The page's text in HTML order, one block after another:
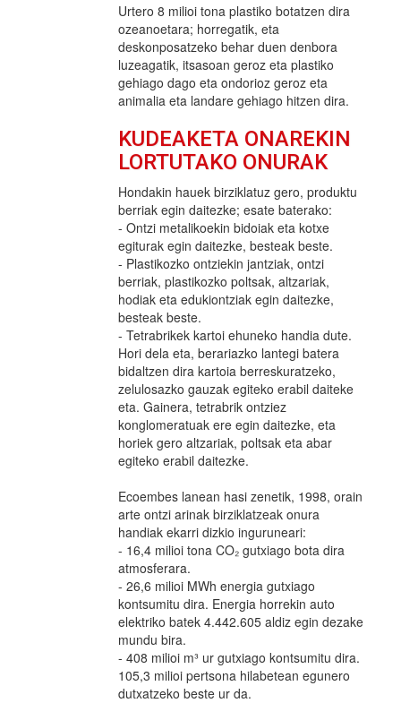
Urtero 8 milioi tona plastiko botatzen dira
ozeanoetara; horregatik, eta
deskonposatzeko behar duen denbora
luzeagatik, itsasoan geroz eta plastiko
gehiago dago eta ondorioz geroz eta
animalia eta landare gehiago hitzen dira.
KUDEAKETA ONAREKIN
LORTUTAKO ONURAK
Hondakin hauek birziklatuz gero, produktu
berriak egin daitezke; esate baterako:
- Ontzi metalikoekin bidoiak eta kotxe
egiturak egin daitezke, besteak beste.
- Plastikozko ontziekin jantziak, ontzi
berriak, plastikozko poltsak, altzariak,
hodiak eta edukiontziak egin daitezke,
besteak beste.
- Tetrabrikek kartoi ehuneko handia dute.
Hori dela eta, berariazko lantegi batera
bidaltzen dira kartoia berreskuratzeko,
zelulosazko gauzak egiteko erabil daiteke
eta. Gainera, tetrabrik ontziez
konglomeratuak ere egin daitezke, eta
horiek gero altzariak, poltsak eta abar
egiteko erabil daitezke.
Ecoembes lanean hasi zenetik, 1998, orain
arte ontzi arinak birziklatzeak onura
handiak ekarri dizkio inguruneari:
- 16,4 milioi tona CO₂ gutxiago bota dira
atmosferara.
- 26,6 milioi MWh energia gutxiago
kontsumitu dira. Energia horrekin auto
elektriko batek 4.442.605 aldiz egin dezake
mundu bira.
- 408 milioi m³ ur gutxiago kontsumitu dira.
105,3 milioi pertsona hilabetean egunero
dutxatzeko beste ur da.